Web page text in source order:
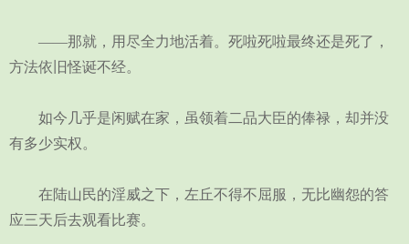
——那就，用尽全力地活着。死啦死啦最终还是死了，
方法依旧怪诞不经。
如今几乎是闲赋在家，虽领着二品大臣的俸禄，却并没
有多少实权。
在陆山民的淫威之下，左丘不得不屈服，无比幽怨的答
应三天后去观看比赛。